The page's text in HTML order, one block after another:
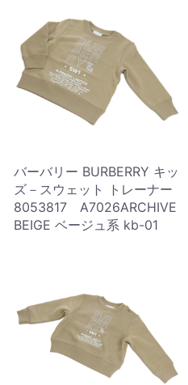
バーバリー BURBERRY キッ
ズ－スウェット トレーナー
8053817 A7026ARCHIVE
BEIGE ベージュ系 kb-01